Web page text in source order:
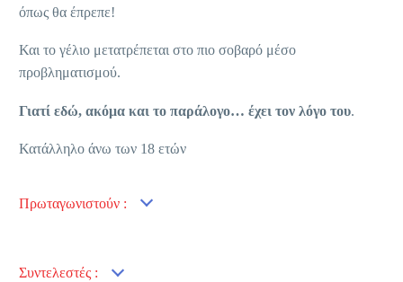
όπως θα έπρεπε!
Και το γέλιο μετατρέπεται στο πιο σοβαρό μέσο
προβληματισμού.
Γιατί εδώ, ακόμα και το παράλογο… έχει τον λόγο του.
Κατάλληλο άνω των 18 ετών
Πρωταγωνιστούν :
Συντελεστές :